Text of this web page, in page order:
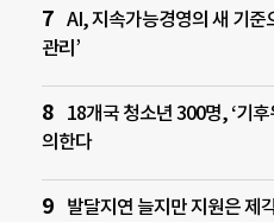
AI, 지속가능경영의 새 기준
관리’
18개국 청소년 300명, ‘기후
의한다
발달지연 늘지만 지원은 제